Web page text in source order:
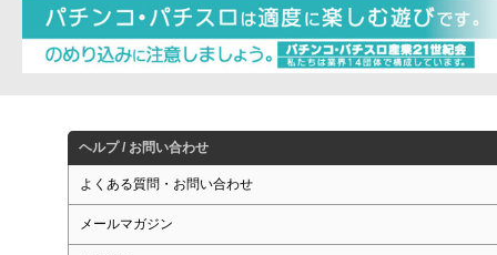
ヘルプ / お問い合わせ
よくある質問・お問い合わせ
メールマガジン